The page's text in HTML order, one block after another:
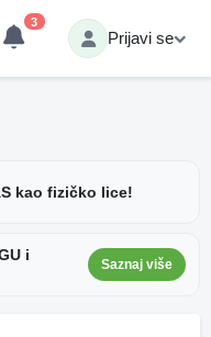
3
Prijavi se
kao fizičko lice!
i
Saznaj više